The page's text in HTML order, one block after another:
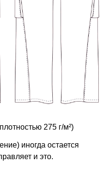
275 г/м²)
иногда остается
и это.